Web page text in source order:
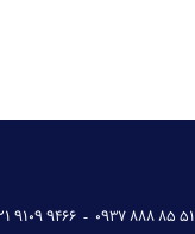
0937 888 85 51
-
9109 9466